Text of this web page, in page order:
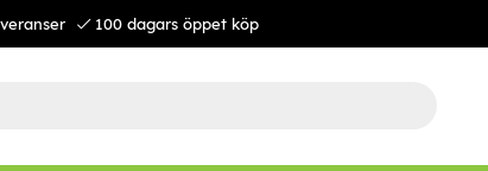
100 dagars öppet köp